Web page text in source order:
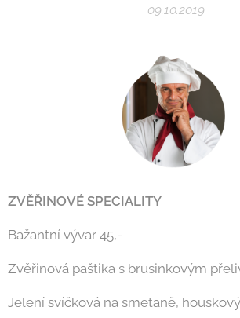
09.10.2019
ZVĚŘINOVÉ SPECIALITY
Bažantní vývar 45,-
Zvěřinová paštika s brusinkovým
Jelení svíčková na smetaně,